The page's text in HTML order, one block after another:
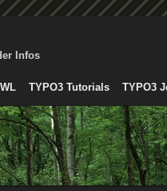
Infos
TYPO3 Tutorials TYPO3